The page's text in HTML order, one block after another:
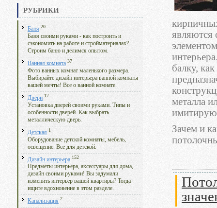
РУБРИКИ
Баня 20
Баня своими руками - как построить и
сэкономить на работе и стройматериалах?
Строим баню и делимся опытом.
Ванная комната 37
Фото ванных комнат маленького размера.
Выбирайте дизайн интерьера ванной комнаты
вашей мечты! Все о ванной комнате.
Двери 17
Установка дверей своими руками. Типы и
особенности дверей. Как выбрать
металлическую дверь.
Детская 1
Оборудование детской комнаты, мебель,
освещение. Все для детской.
Дизайн интерьера 152
Предметы интерьера, аксессуары для дома,
дизайн своими руками! Вы задумали
изменить интерьер вашей квартиры? Тогда
ищите вдохновение в этом разделе.
Канализация 2
являются
балку,
металла
Зачем и